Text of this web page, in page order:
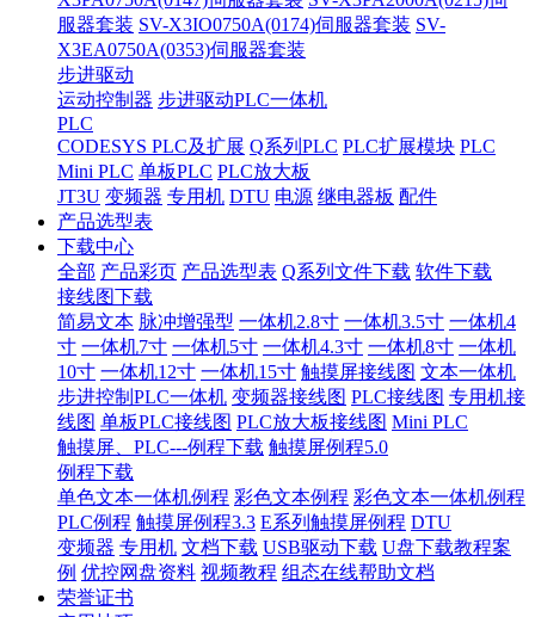
服器套装 SV-X3IO0750A(0174)伺服器套装 SV-
X3EA0750A(0353)伺服器套装
步进驱动
运动控制器 步进驱动PLC一体机
PLC
CODESYS PLC及扩展 Q系列PLC PLC扩展模块 PLC
Mini PLC 单板PLC PLC放大板
JT3U 变频器 专用机 DTU 电源 继电器板 配件
产品选型表
下载中心
全部 产品彩页 产品选型表 Q系列文件下载 软件下载
接线图下载
简易文本 脉冲增强型 一体机2.8寸 一体机3.5寸 一体机4
寸 一体机7寸 一体机5寸 一体机4.3寸 一体机8寸 一体机
10寸 一体机12寸 一体机15寸 触摸屏接线图 文本一体机
步进控制PLC一体机 变频器接线图 PLC接线图 专用机接
线图 单板PLC接线图 PLC放大板接线图 Mini PLC
触摸屏、PLC---例程下载 触摸屏例程5.0
例程下载
单色文本一体机例程 彩色文本例程 彩色文本一体机例程
PLC例程 触摸屏例程3.3 E系列触摸屏例程 DTU
变频器 专用机 文档下载 USB驱动下载 U盘下载教程案
例 优控网盘资料 视频教程 组态在线帮助文档
荣誉证书